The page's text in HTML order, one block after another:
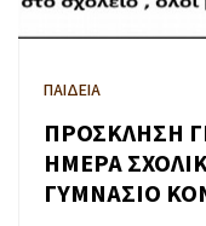
ΠΑΙΔΕΙΑ
ΠΡΟΣΚΛΗΣΗ
ΗΜΕΡΑ
ΓΥΜΝΑΣΙΟ